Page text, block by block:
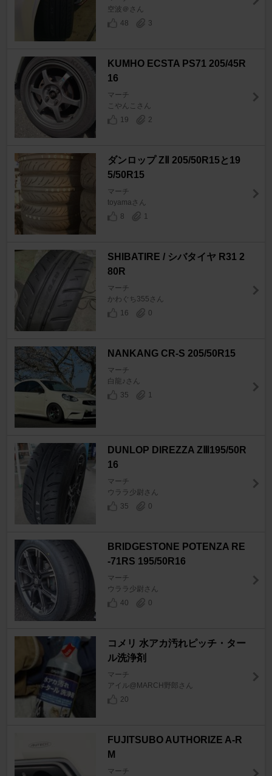
空波＠さん
48
3
KUMHO ECSTA PS71 205/45R
16
マーチ
こやんこさん
19
2
ダンロップ ZⅡ 205/50R15と19
5/50R15
マーチ
toyamaさん
8
1
SHIBATIRE / シバタイヤ R31 2
80R
マーチ
かわぐち355さん
16
0
NANKANG CR-S 205/50R15
マーチ
白龍♪さん
35
1
DUNLOP DIREZZA ZⅢ195/50R
16
マーチ
ウララ少尉さん
35
0
BRIDGESTONE POTENZA RE
-71RS 195/50R16
マーチ
ウララ少尉さん
40
0
コメリ 水アカ汚れピッチ・ター
ル洗浄剤
マーチ
アイル@MARCH野郎さん
20
FUJITSUBO AUTHORIZE A-R
M
マーチ